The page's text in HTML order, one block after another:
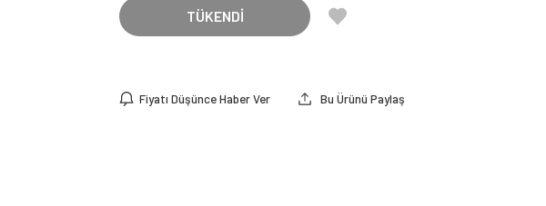
TÜKENDİ
Fiyatı Düşünce Haber Ver Bu Ürünü Paylaş